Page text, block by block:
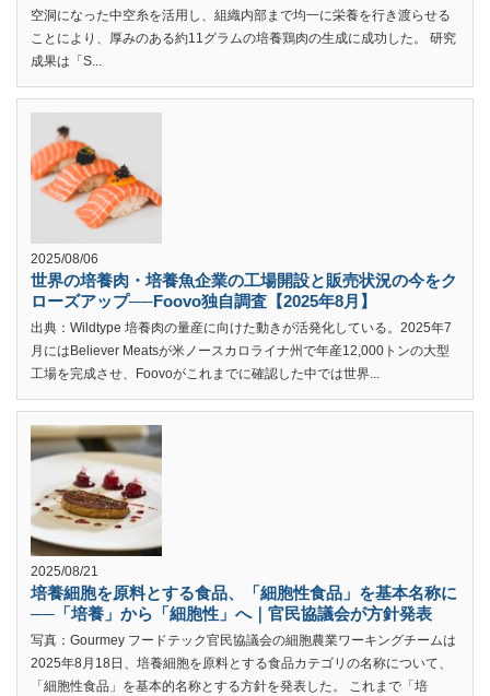
空洞になった中空糸を活用し、組織内部まで均一に栄養を行き渡らせる
ことにより、厚みのある約11グラムの培養鶏肉の生成に成功した。 研究
成果は「S...
2025/08/06
世界の培養肉・培養魚企業の工場開設と販売状況の今をク
ローズアップ──Foovo独自調査【2025年8月】
出典：Wildtype 培養肉の量産に向けた動きが活発化している。2025年7
月にはBeliever Meatsが米ノースカロライナ州で年産12,000トンの大型
工場を完成させ、Foovoがこれまでに確認した中では世界...
2025/08/21
培養細胞を原料とする食品、「細胞性食品」を基本名称に
──「培養」から「細胞性」へ｜官民協議会が方針発表
写真：Gourmey フードテック官民協議会の細胞農業ワーキングチームは
2025年8月18日、培養細胞を原料とする食品カテゴリの名称について、
「細胞性食品」を基本的名称とする方針を発表した。 これまで「培